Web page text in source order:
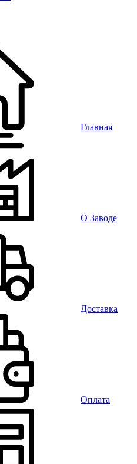
Главная
О Заводе
Доставка
Оплата